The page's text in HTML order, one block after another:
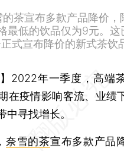
茶宣布多款产品降价，
最低的饮品仅为9元。这
式宣布降价的新式茶饮
2022年一季度，高端
在疫情影响客流、业绩
中寻找增长。
奈雪的茶宣布多款产品